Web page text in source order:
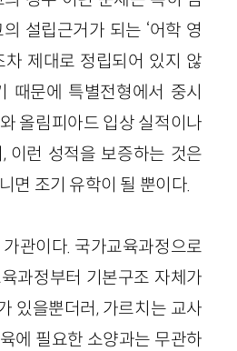
설립근거가 되는 ‘어학 영
차 제대로 정립되어 있지 않
때문에 특별전형에서 중시
올림피아드 입상 실적이나
이런 성적을 보증하는 것은
면 조기 유학이 될 뿐이다.
관이다. 국가교육과정으로
과정부터 기본구조 자체가
있을뿐더러, 가르치는 교사
에 필요한 소양과는 무관하